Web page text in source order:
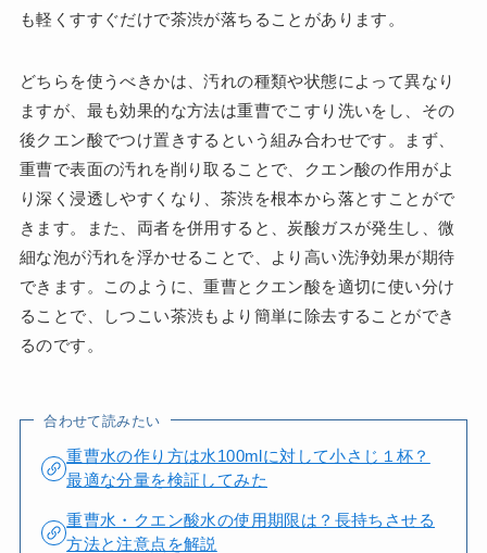
も軽くすすぐだけで茶渋が落ちることがあります。
どちらを使うべきかは、汚れの種類や状態によって異なり
ますが、最も効果的な方法は重曹でこすり洗いをし、その
後クエン酸でつけ置きするという組み合わせです。まず、
重曹で表面の汚れを削り取ることで、クエン酸の作用がよ
り深く浸透しやすくなり、茶渋を根本から落とすことがで
きます。また、両者を併用すると、炭酸ガスが発生し、微
細な泡が汚れを浮かせることで、より高い洗浄効果が期待
できます。このように、重曹とクエン酸を適切に使い分け
ることで、しつこい茶渋もより簡単に除去することができ
るのです。
合わせて読みたい
重曹水の作り方は水100mlに対して小さじ１杯？
最適な分量を検証してみた
重曹水・クエン酸水の使用期限は？長持ちさせる
方法と注意点を解説